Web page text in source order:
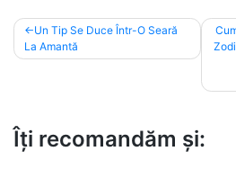
Post
navigation
Un Tip Se Duce Într-O Seară
La Amantă
Îți recomandăm și: